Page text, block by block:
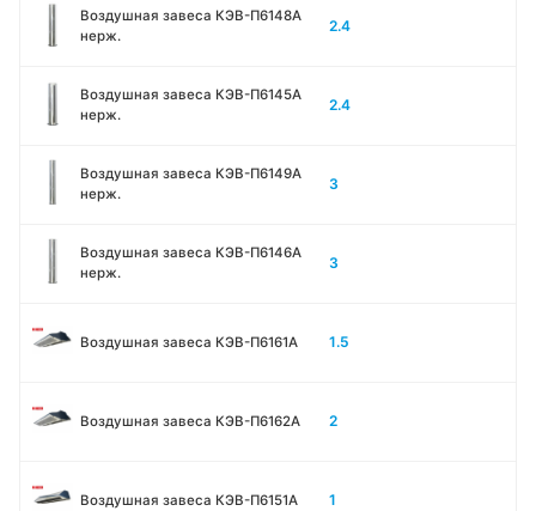
Воздушная завеса КЭВ-П6148A
нерж.
2.4
Воздушная завеса КЭВ-П6145A
нерж.
2.4
Воздушная завеса КЭВ-П6149A
нерж.
3
Воздушная завеса КЭВ-П6146A
нерж.
3
Воздушная завеса КЭВ-П6161А 1.5
Воздушная завеса КЭВ-П6162А 2
Воздушная завеса КЭВ-П6151А 1